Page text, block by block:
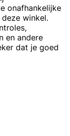
onafhankelijke
winkel.
en andere
dat je goed